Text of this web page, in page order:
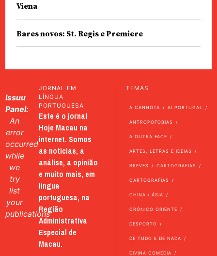
Viena
Bares novos: St. Regis e Premiere
Issuu
Panel:
An
error
occurred
while
we
try
list
your
publications
JORNAL EM
LÍNGUA
PORTUGUESA
Este é o jornal
Hoje Macau na
internet. Somos
as notícias, a
análise, a opinião
e muito mais, em
língua
portuguesa, na
Região
Administrativa
Especial de
Macau.
TEMAS
A CANHOTA AI PORTUGAL
ANTROPOFOBIAS
A OUTRA FACE
ARTES, LETRAS E IDEIAS
BREVES CARTOGRAFIAS
CARTOGRAFIAS
CHINA / ÁSIA
CRÓNICO ORIENTE
DESPORTO
DE TUDO E DE NADA
DIVINA COMÉDIA